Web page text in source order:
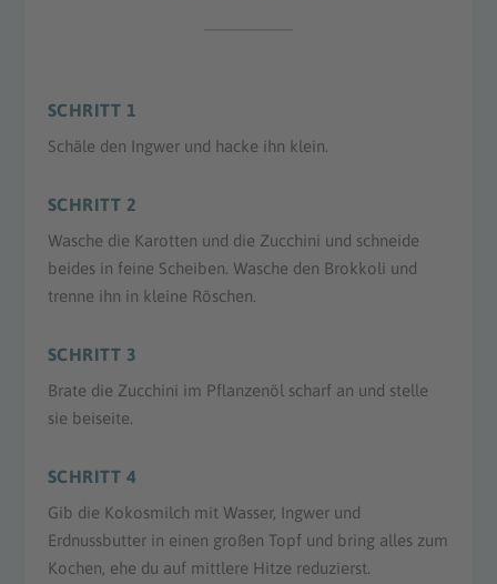
SCHRITT 1
Schäle den Ingwer und hacke ihn klein.
SCHRITT 2
Wasche die Karotten und die Zucchini und schneide
beides in feine Scheiben. Wasche den Brokkoli und
trenne ihn in kleine Röschen.
SCHRITT 3
Brate die Zucchini im Pflanzenöl scharf an und stelle
sie beiseite.
SCHRITT 4
Gib die Kokosmilch mit Wasser, Ingwer und
Erdnussbutter in einen großen Topf und bring alles zum
Kochen, ehe du auf mittlere Hitze reduzierst.